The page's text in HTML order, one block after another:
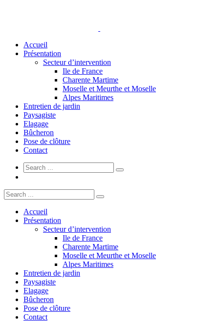
Accueil
Présentation
Secteur d’intervention
Ile de France
Charente Martime
Moselle et Meurthe et Moselle
Alpes Maritimes
Entretien de jardin
Paysagiste
Elagage
Bûcheron
Pose de clôture
Contact
Accueil
Présentation
Secteur d’intervention
Ile de France
Charente Martime
Moselle et Meurthe et Moselle
Alpes Maritimes
Entretien de jardin
Paysagiste
Elagage
Bûcheron
Pose de clôture
Contact